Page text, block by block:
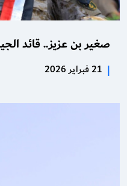
صغير بن عزيز.. قائد
| 21 فبراير 2026